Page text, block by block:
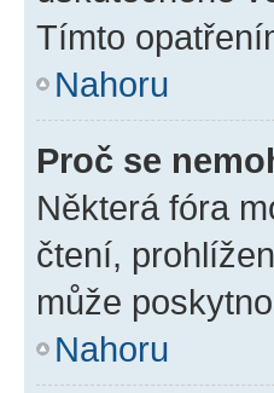
Tímto
Nahoru
Proč se
Některá fóra
čtení,
může
Nahoru